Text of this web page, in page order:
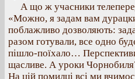
А що ж учасники
«Можно, я задам вам
поблажливо дозволяють:
разом готували, все одно
пішло-поїхало…
щасливе. А уроки
На цій помилці всі ми